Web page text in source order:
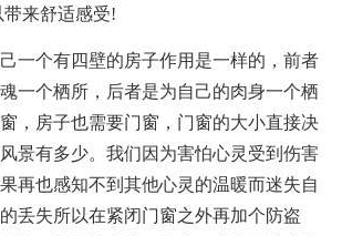
来舒适感受!
一个有四壁的房子作用是一样的，前者
一个栖所，后者是为自己的肉身一个栖
，房子也需要门窗，门窗的大小直接决
景有多少。我们因为害怕心灵受到伤害
再也感知不到其他心灵的温暖而迷失自
丢失所以在紧闭门窗之外再加个防盗